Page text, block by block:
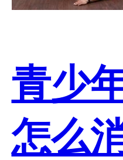
青少
怎么